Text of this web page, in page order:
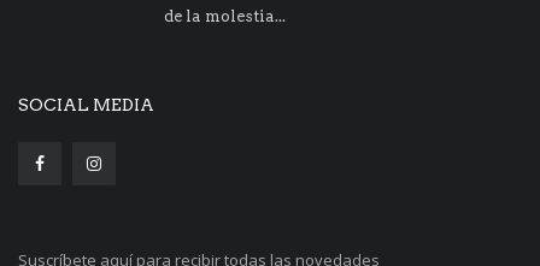
de la molestia...
SOCIAL MEDIA
Suscríbete aquí para recibir todas las novedades